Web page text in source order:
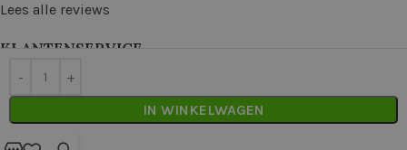
IN WINKELWAGEN
Lees alle reviews
KLANTENSERVICE
2026